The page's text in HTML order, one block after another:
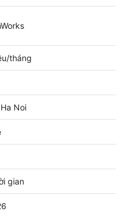
tháng
Noi
gian